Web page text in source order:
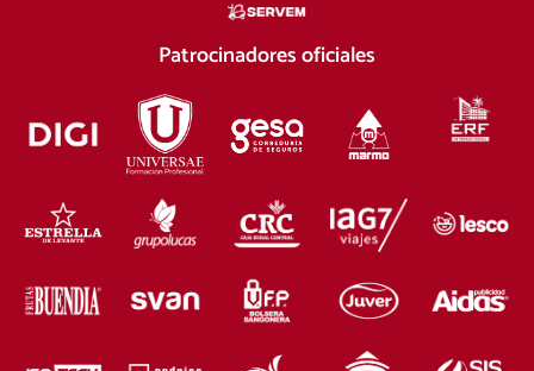
Patrocinadores oficiales